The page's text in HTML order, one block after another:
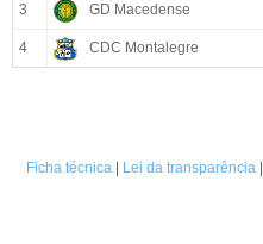
3 GD Macedense
4 CDC Montalegre
Ficha técnica| Lei da transparência|